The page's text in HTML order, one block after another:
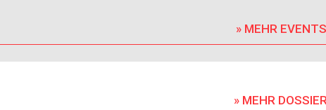
» MEHR
» MEHR